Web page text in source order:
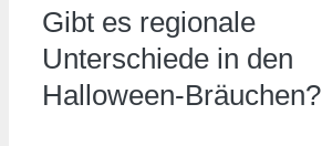
Gibt es regionale
Unterschiede in den
Halloween-Bräuchen?